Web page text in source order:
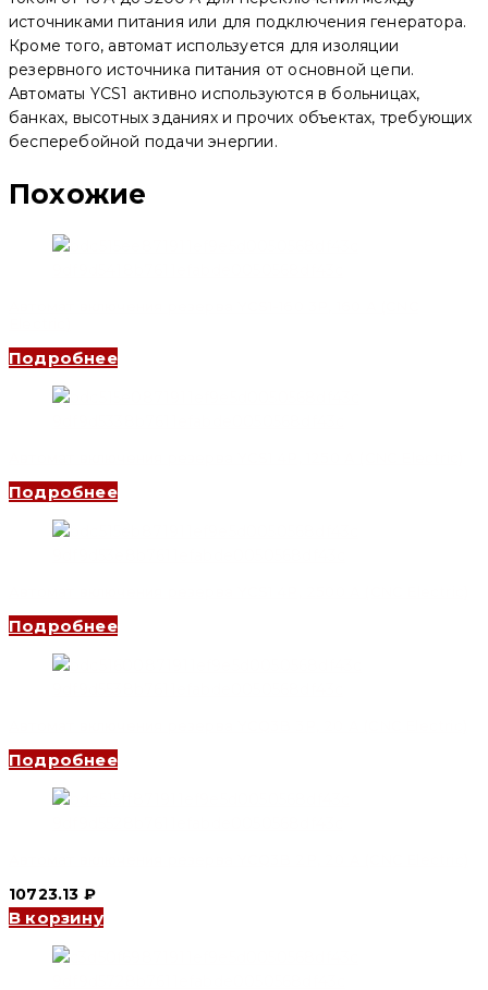
источниками питания или для подключения генератора.
Кроме того, автомат используется для изоляции
резервного источника питания от основной цепи.
Автоматы YCS1 активно используются в больницах,
банках, высотных зданиях и прочих объектах, требующих
бесперебойной подачи энергии.
Похожие
Подробнее
Подробнее
Подробнее
Подробнее
10723.13 ₽
В корзину